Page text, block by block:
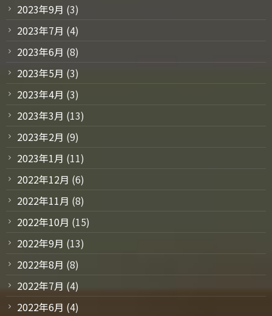
2023年9月 (3)
2023年7月 (4)
2023年6月 (8)
2023年5月 (3)
2023年4月 (3)
2023年3月 (13)
2023年2月 (9)
2023年1月 (11)
2022年12月 (6)
2022年11月 (8)
2022年10月 (15)
2022年9月 (13)
2022年8月 (8)
2022年7月 (4)
2022年6月 (4)